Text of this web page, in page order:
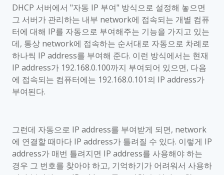
DHCP 서버에서 "자동 IP 부여" 방식으로 설정해 놓으면
그 서버가 관리하는 내부 network에 접속되는 개별 컴퓨
터에 대해 IP를 자동으로 부여해주는 기능을 가지고 있는
데, 통상 network에 접속하는 순서대로 자동으로 차례로
하나씩 IP address를 부여해 준다. 이런 방식에서는 현재
IP address가 192.168.0.100까지 부여되어 있으면, 다음
에 접속되는 컴퓨터에는 192.168.0.101의 IP address가
부여된다.
그런데 자동으로 IP address를 부여받게 되면, network
에 연결할 때마다 IP address가 틀려질 수 있다. 이렇게 IP
address가 매번 틀려지면 IP address를 사용해야 하는
경우 그 번호를 찾아야 하고, 기억하기가 어려워서 사용하